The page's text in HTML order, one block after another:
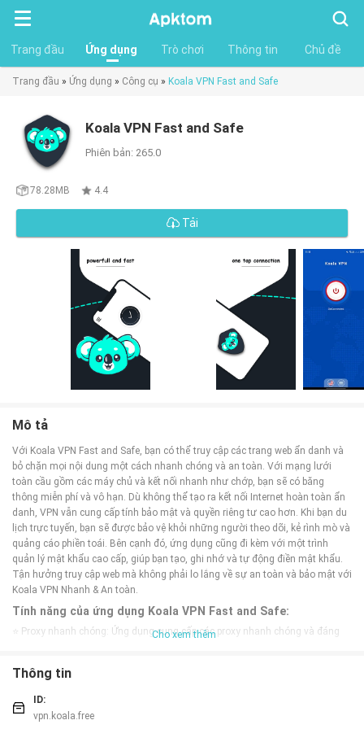
Tìm
kiếm
Trang đầu
Ứng dụng Trò chơi Thông tin Chủ đề
Trang đầu » Ứng dụng » Công cụ » Koala VPN Fast and Safe
Koala VPN Fast and Safe
Phiên bản: 265.0
78.28MB 4.4
Tải
Mô tả
Với Koala VPN Fast and Safe, bạn có thể truy cập các trang web ẩn danh và
bỏ chặn mọi nội dung một cách nhanh chóng và an toàn. Với mạng lưới
toàn cầu gồm các máy chủ và kết nối nhanh như chớp, bạn sẽ có băng
thông miễn phí và vô hạn. Dù không thể tạo ra kết nối Internet hoàn toàn ẩn
danh, VPN vẫn cung cấp tính bảo mật và quyền riêng tư cao hơn. Khi bạn du
lịch trực tuyến, bạn sẽ được bảo vệ khỏi những người theo dõi, kẻ rình mò và
quảng cáo phiền toái. Bên cạnh đó, ứng dụng cũng đi kèm với một trình
quản lý mật khẩu cao cấp, giúp bạn tạo, ghi nhớ và tự động điền mật khẩu.
Tận hưởng truy cập web mà không phải lo lắng về sự an toàn và bảo mật với
Koala VPN Nhanh & An toàn.
Tính năng của ứng dụng Koala VPN Fast and Safe:
⭐ Proxy nhanh chóng: Ứng dụng cung cấp các proxy nhanh chóng và đáng
vượt trội, Koala VPN đảm bảo bạn có được băng thông miễn phí và vô hạn.
⭐ Cải thiện tính bảo mật: Mặc dù không thể tạo ra các kết nối Internet hoàn
toàn ẩn danh, VPN vẫn cải thiện tính bảo mật và quyền riêng tư cho bạn.
⭐ Du lịch trực tuyến an toàn: Khi sử dụng Koala VPN, bạn được bảo vệ khỏi
Cho xem thêm
Thông tin
ID:
vpn.koala.free